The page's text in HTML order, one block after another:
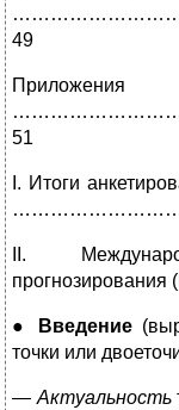
49
Приложения
51
I. Итоги
II.
● Введение
точки или
— Актуальность